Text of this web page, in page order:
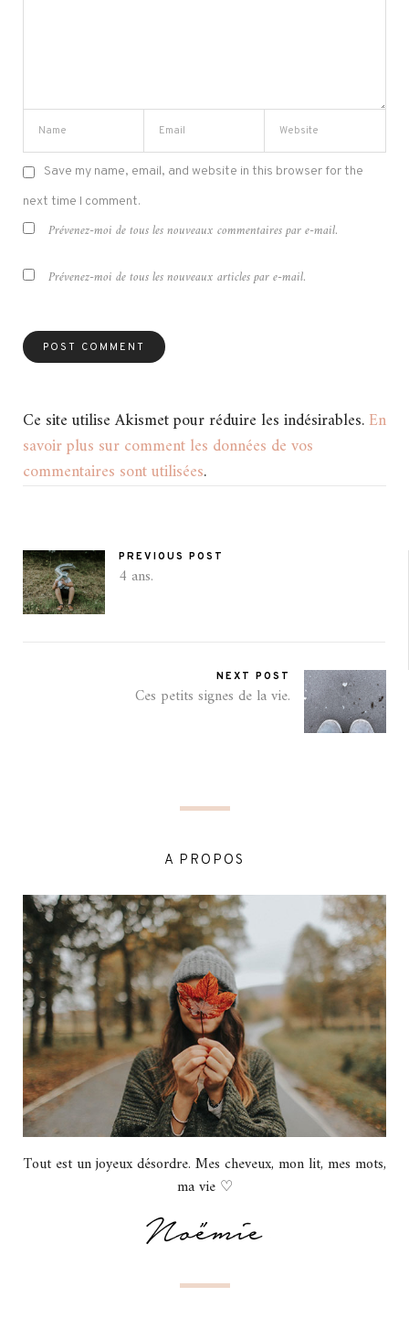
Save my name, email, and website in this browser for the
next time I comment.
Prévenez-moi de tous les nouveaux commentaires par e-mail.
Prévenez-moi de tous les nouveaux articles par e-mail.
Ce site utilise Akismet pour réduire les indésirables.En
savoir plus sur comment les données de vos
commentaires sont utilisées.
PREVIOUS POST
4 ans.
NEXT POST
Ces petits signes de la vie.
A PROPOS
Tout est un joyeux désordre. Mes cheveux, mon lit, mes mots,
ma vie ♡